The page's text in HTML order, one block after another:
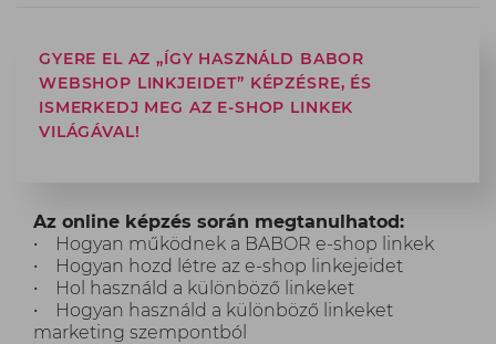
GYERE EL AZ „ÍGY HASZNÁLD BABOR
WEBSHOP LINKJEIDET” KÉPZÉSRE, ÉS
ISMERKEDJ MEG AZ E-SHOP LINKEK
VILÁGÁVAL!
Az online képzés során megtanulhatod:
• Hogyan működnek a BABOR e-shop linkek
• Hogyan hozd létre az e-shop linkejeidet
• Hol használd a különböző linkeket
• Hogyan használd a különböző linkeket
marketing szempontból